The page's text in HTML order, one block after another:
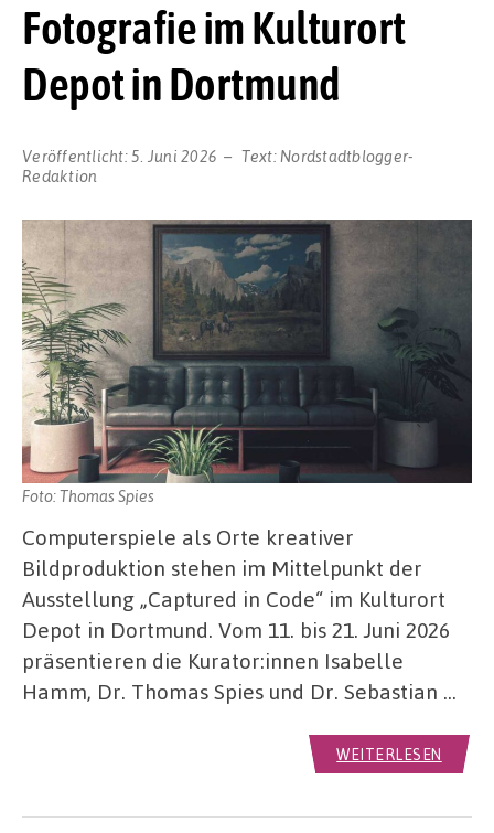
Fotografie im Kulturort
Depot in Dortmund
Veröffentlicht:5. Juni 2026 Text: Nordstadtblogger-
Redaktion
Foto: Thomas Spies
Computerspiele als Orte kreativer
Bildproduktion stehen im Mittelpunkt der
Ausstellung „Captured in Code“ im Kulturort
Depot in Dortmund. Vom 11. bis 21. Juni 2026
präsentieren die Kurator:innen Isabelle
Hamm, Dr. Thomas Spies und Dr. Sebastian …
WEITERLESEN